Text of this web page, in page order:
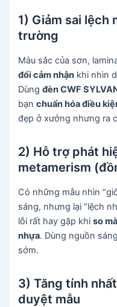
1) Giảm sai lệch
trường
Màu sắc của sơn,
đổi cảm nhận khi nhìn
Dùngđèn CWF
bạnchuẩn hóa điều
đẹp ở xưởng nhưng ra
2) Hỗ trợ phát
metamerism
Có những mẫu nhìn
sáng, nhưng lại “lệch
lỗi rất hay gặp khiso
nhựa. Dùng nguồn
sớm.
3) Tăng tính
duyệt mẫu